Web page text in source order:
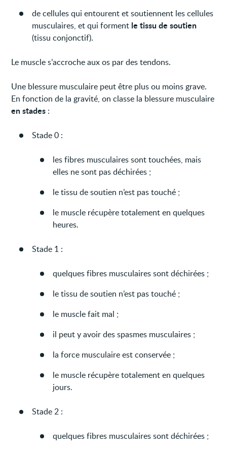
de cellules qui entourent et soutiennent les cellules
musculaires, et qui forment le tissu de soutien
(tissu conjonctif).
Le muscle s’accroche aux os par des tendons.
Une blessure musculaire peut être plus ou moins grave.
En fonction de la gravité, on classe la blessure musculaire
en stades :
Stade 0 :
les fibres musculaires sont touchées, mais
elles ne sont pas déchirées ;
le tissu de soutien n’est pas touché ;
le muscle récupère totalement en quelques
heures.
Stade 1 :
quelques fibres musculaires sont déchirées ;
le tissu de soutien n’est pas touché ;
le muscle fait mal ;
il peut y avoir des spasmes musculaires ;
la force musculaire est conservée ;
le muscle récupère totalement en quelques
jours.
Stade 2 :
quelques fibres musculaires sont déchirées ;